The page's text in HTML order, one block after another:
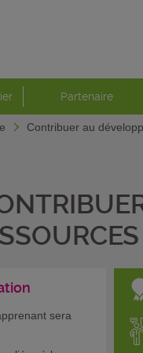
Partenaire
Contribuer au
sera